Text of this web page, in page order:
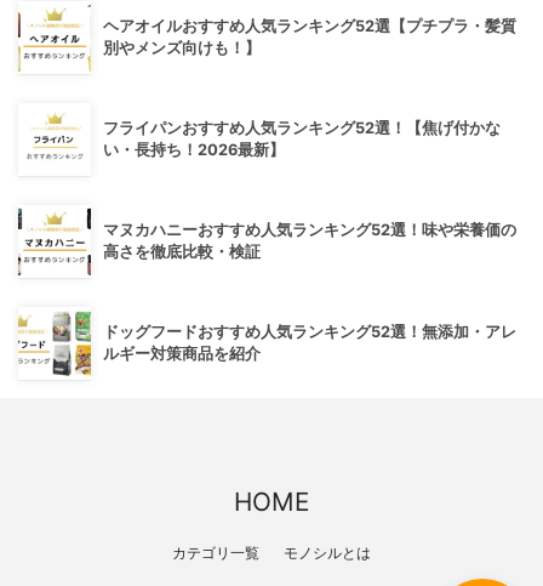
ヘアオイルおすすめ人気ランキング52選【プチプラ・髪質
別やメンズ向けも！】
フライパンおすすめ人気ランキング52選！【焦げ付かな
い・長持ち！2026最新】
マヌカハニーおすすめ人気ランキング52選！味や栄養価の
高さを徹底比較・検証
ドッグフードおすすめ人気ランキング52選！無添加・アレ
ルギー対策商品を紹介
HOME
カテゴリ一覧 モノシルとは